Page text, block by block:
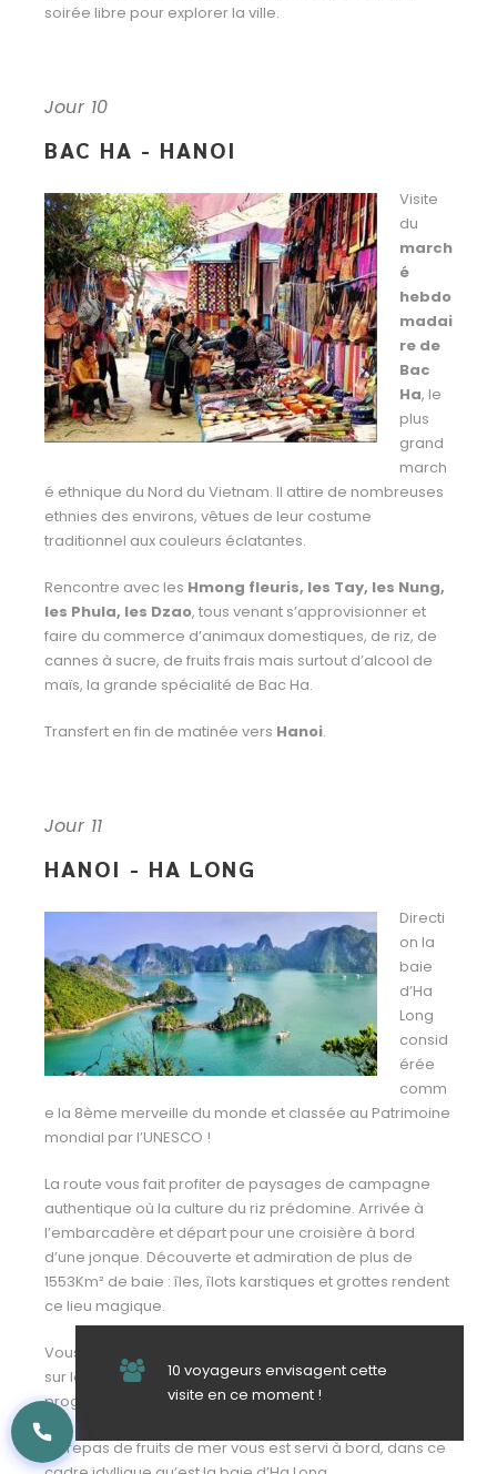
soirée libre pour explorer la ville.
Jour 10
BAC HA - HANOI
Visite
du
march
é
hebdo
madai
re de
Bac
Ha, le
plus
grand
march
é ethnique du Nord du Vietnam. Il attire de nombreuses
ethnies des environs, vêtues de leur costume
traditionnel aux couleurs éclatantes.
Rencontre avec les Hmong fleuris, les Tay, les Nung,
les Phula, les Dzao, tous venant s’approvisionner et
faire du commerce d’animaux domestiques, de riz, de
cannes à sucre, de fruits frais mais surtout d’alcool de
maïs, la grande spécialité de Bac Ha.
Transfert en fin de matinée vers Hanoi.
Jour 11
HANOI - HA LONG
Directi
on la
baie
d’Ha
Long
consid
érée
comm
e la 8ème merveille du monde et classée au Patrimoine
mondial par l’UNESCO !
La route vous fait profiter de paysages de campagne
authentique où la culture du riz prédomine. Arrivée à
l’embarcadère et départ pour une croisière à bord
d’une jonque. Découverte et admiration de plus de
1553Km² de baie : îles, îlots karstiques et grottes rendent
ce lieu magique.
Vous aurez la possibilité de voir travailler des pêcheurs
sur leurs petits bateaux traditionnels et de profiter du
programme de visites de la jonque : kayak, plage, …
Un repas de fruits de mer vous est servi à bord, dans ce
10 voyageurs envisagent cette
visite en ce moment !